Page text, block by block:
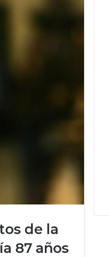
de la
87 años